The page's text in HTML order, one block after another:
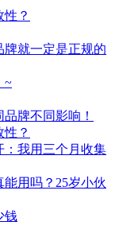
？
就一定是正规的
~
牌不同影响！
？
：我用三个月收集
用吗？25岁小伙
钱